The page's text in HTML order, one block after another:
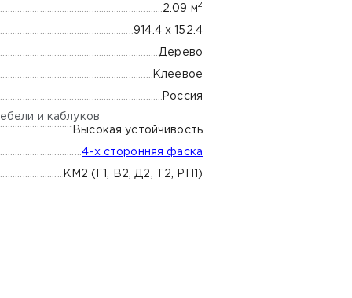
2.09 м2
914.4 х 152.4
Дерево
Клеевое
Россия
и каблуков
Высокая устойчивость
4-х сторонняя фаска
КМ2 (Г1, В2, Д2, Т2, РП1)